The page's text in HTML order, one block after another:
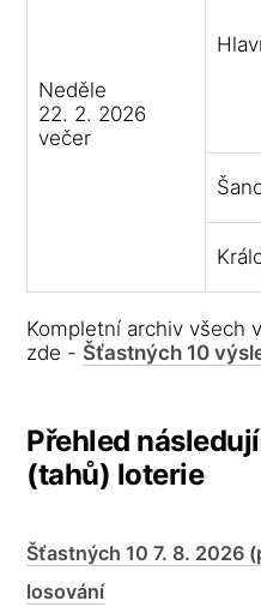
Neděle
22. 2. 2026
večer
Kompletní archiv všech
zde - Šťastných 10
Přehled
(tahů) loterie
Šťastných 10 7. 8. 2026
losování